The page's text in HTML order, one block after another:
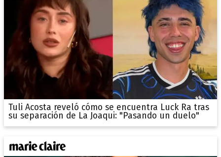
Tuli Acosta reveló cómo se encuentra Luck Ra tras
su separación de La Joaqui: "Pasando un duelo"